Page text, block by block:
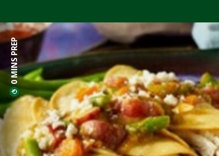
0 MINS PREP